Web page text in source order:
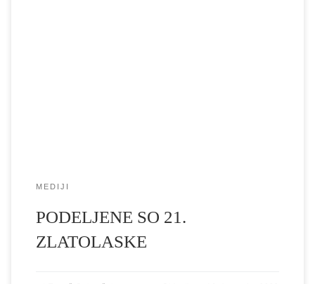
MEDIJI
PODELJENE SO 21.
ZLATOLASKE